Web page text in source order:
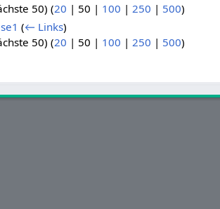
50) (20 | 50 | 100 | 250 | 500)
(← Links)
50) (20 | 50 | 100 |250 | 500)